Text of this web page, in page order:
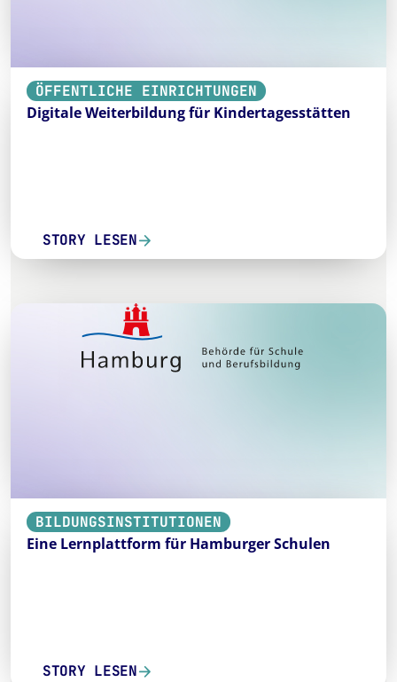
ÖFFENTLICHE EINRICHTUNGEN
Digitale Weiterbildung für Kindertagesstätten
STORY LESEN
BILDUNGSINSTITUTIONEN
Eine Lernplattform für Hamburger Schulen
STORY LESEN